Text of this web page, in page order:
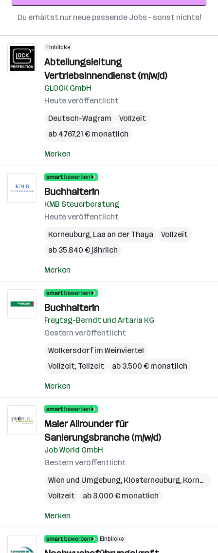
Du erhältst nur neue passende Jobs – sonst nichts!
Einblicke
Abteilungsleitung
Vertriebsinnendienst (m/w/d)
GLOCK GmbH
Heute veröffentlicht
Deutsch-Wagram
Vollzeit
ab 4.767,21 € monatlich
Merken
BuchhalterIn
KMB Steuerberatung
Heute veröffentlicht
Korneuburg, Laa an der Thaya
Vollzeit
ab 35.840 € jährlich
Merken
BuchhalterIn
Freytag-Berndt und Artaria KG
Gestern veröffentlicht
Wolkersdorf im Weinviertel
Vollzeit, Teilzeit
ab 3.500 € monatlich
Merken
Maler Allrounder für
Sanierungsbranche (m/w/d)
Job World GmbH
Gestern veröffentlicht
Wien und Umgebung, Klosterneuburg, Korneuburg
Vollzeit
ab 3.000 € monatlich
Merken
Einblicke